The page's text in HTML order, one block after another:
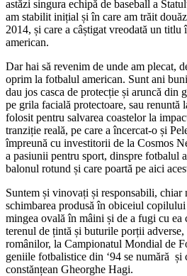
astăzi singura echipă de baseball a
am stabilit inițial și în care am trăit
2014, și care a câștigat vreodată un titlu
american.
Dar hai să revenim de unde am plecat,
oprim la fotbalul american. Sunt ani
dau jos casca de protecție și aruncă din
pe grila facială protectoare, sau renuntă
folosit pentru salvarea coastelor la
tranziție reală, pe care a încercat-o și
împreună cu investitorii de la Cosmos
a pasiunii pentru sport, dinspre fotbalul
balonul rotund și care poartă pe aici
Suntem și vinovați și responsabili, chiar
schimbarea produsă în obiceiul
mingea ovală în mâini și de a fugi cu ea
terenul de țintă și buturile porții adverse,
românilor, la Campionatul Mondial de
geniile fotbalistice din ‘94 se numără și
constănțean Gheorghe Hagi.